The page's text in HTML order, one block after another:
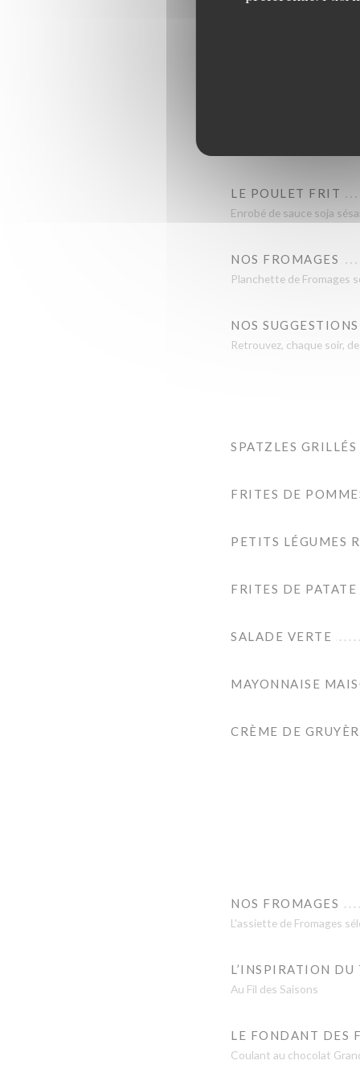
Pâte Feuilletée pur
LE POULET FRIT
Enrobé de sauce soja
NOS FROMAGES
Planchette de Fromages
NOS
Retrouvez, chaque soir,
SPATZLES GRILLÉS
FRITES DE
PETITS LÉGUMES
FRITES DE
SALADE VERTE
MAYONNAISE
CRÈME DE
NOS FROMAGES
L'assiette de Fromages
L’INSPIRATION DU
Au Fil des Saisons
LE FONDANT DES
Coulant au chocolat